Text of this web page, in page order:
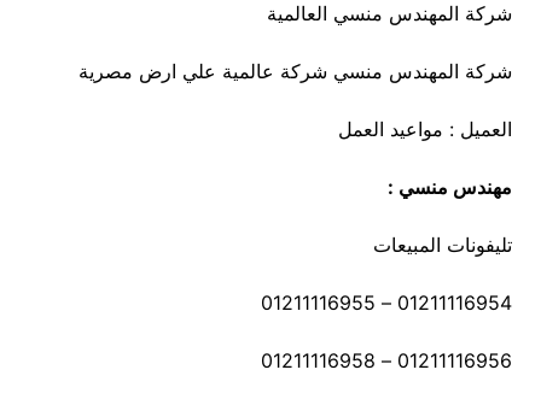
شركة المهندس منسي العالمية
شركة المهندس منسي شركة عالمية علي ارض مصرية
العميل : مواعيد العمل
مهندس منسي :
تليفونات المبيعات
01211116954 – 01211116955
01211116956 – 01211116958